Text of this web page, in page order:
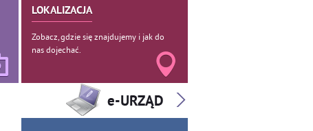
LOKALIZACJA
Zobacz, gdzie się znajdujemy i jak do
nas dojechać.